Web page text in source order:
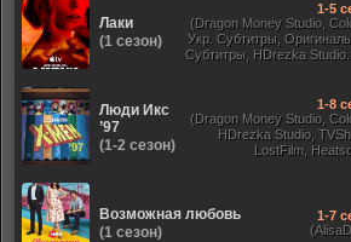
Лаки
(1 сезон)
1-5
(Dragon Money Studio,
Укр. Субтитры,
Субтитры, HDrezka Studio.
Люди Икс
’97
(1-2 сезон)
1-8
(Dragon Money Studio,
HDrezka Studio,
LostFilm,
Возможная любовь
(1 сезон)
1-7